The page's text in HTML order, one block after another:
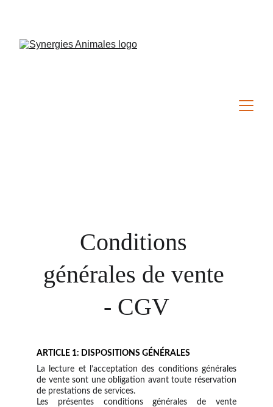
Conditions
générales de vente
- CGV
ARTICLE 1: DISPOSITIONS GÉNÉRALES
La lecture et l’acceptation des conditions générales
de vente sont une obligation avant toute réservation
de prestations de services.
Les présentes conditions générales de vente